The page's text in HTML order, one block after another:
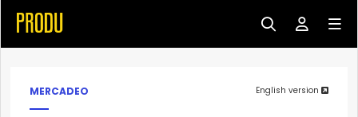
MERCADEO English version